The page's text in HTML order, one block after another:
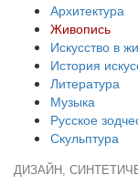
Архитектура
Живопись
Искусство в
История
Литература
Музыка
Русское
Скульптура
ДИЗАЙН,